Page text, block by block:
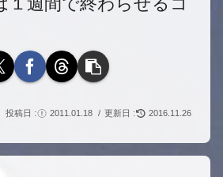
2011.01.18 2016.11.26